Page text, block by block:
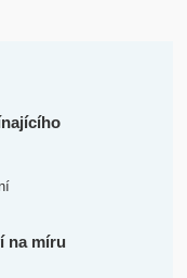
na míru